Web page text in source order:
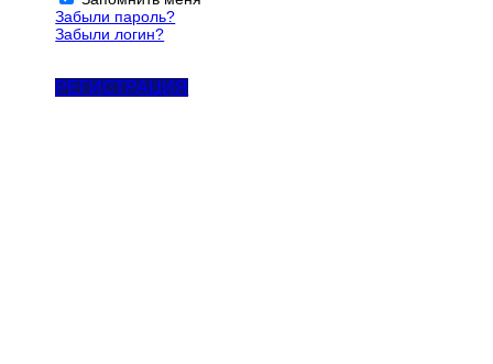
Забыли пароль?
Забыли логин?
РЕГИСТРАЦИЯ